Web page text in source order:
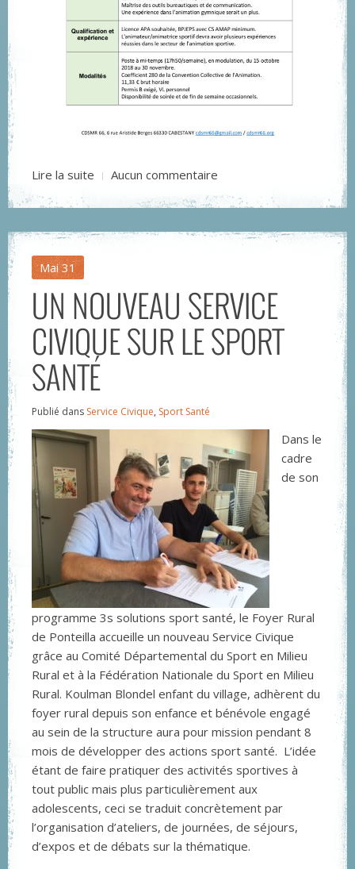
Lire la suite Aucun commentaire
Mai 31
UN NOUVEAU SERVICE
CIVIQUE SUR LE SPORT
SANTÉ
Publié dans Service Civique, Sport Santé
Dans le
cadre
de son
programme 3s solutions sport santé, le Foyer Rural
de Ponteilla accueille un nouveau Service Civique
grâce au Comité Départemental du Sport en Milieu
Rural et à la Fédération Nationale du Sport en Milieu
Rural. Koulman Blondel enfant du village, adhèrent du
foyer rural depuis son enfance et bénévole engagé
au sein de la structure aura pour mission pendant 8
mois de développer des actions sport santé. L’idée
étant de faire pratiquer des activités sportives à
tout public mais plus particulièrement aux
adolescents, ceci se traduit concrètement par
l’organisation d’ateliers, de journées, de séjours,
d’expos et de débats sur la thématique.